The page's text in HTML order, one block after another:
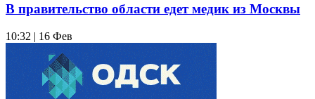
В правительство области едет медик из Москвы
10:32 | 16 Фев